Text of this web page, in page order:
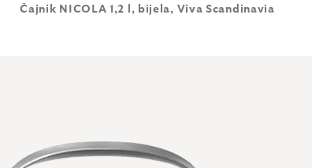
Čajnik NICOLA 1,2 l, bijela, Viva Scandinavia